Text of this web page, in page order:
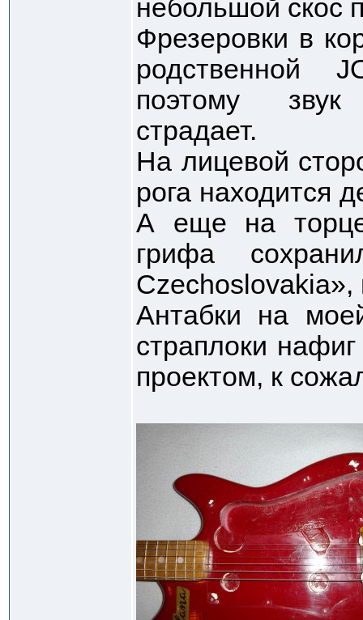
небольшой скос
Фрезеровки в
родственной
поэтому звук
страдает.
На лицевой
рога находится
А еще на
грифа
Антабки на
страплоки
проектом, к